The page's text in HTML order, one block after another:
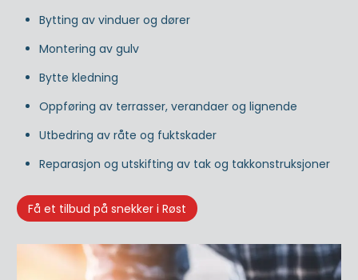
Bytting av vinduer og dører
Montering av gulv
Bytte kledning
Oppføring av terrasser, verandaer og lignende
Utbedring av råte og fuktskader
Reparasjon og utskifting av tak og takkonstruksjoner
Få et tilbud på snekker i Røst